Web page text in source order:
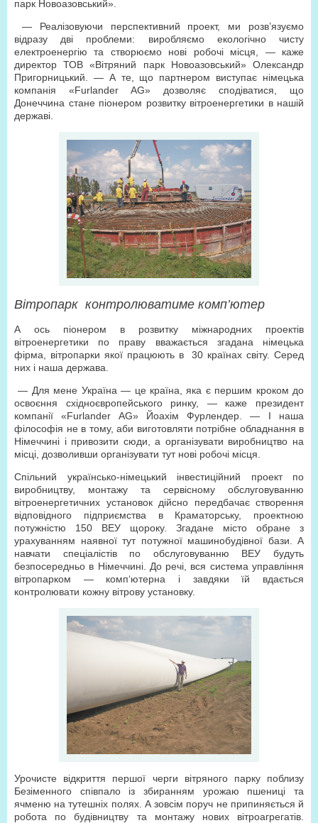
парк Новоазовський».
— Реалізовуючи перспективний проект, ми розв’язуємо
відразу дві проблеми: виробляємо екологічно чисту
електроенергію та створюємо нові робочі місця, — каже
директор ТОВ «Вітряний парк Новоазовський» Олександр
Пригорницький. — А те, що партнером виступає німецька
компанія «Furlander AG» дозволяє сподіватися, що
Донеччина стане піонером розвитку вітроенергетики в нашій
державі.
Вітропарк контролюватиме комп’ютер
А ось піонером в розвитку міжнародних проектів
вітроенергетики по праву вважається згадана німецька
фірма, вітропарки якої працюють в
30 країнах світу. Серед
них і наша держава.
— Для мене Україна — це країна, яка є першим кроком до
освоєння східноєвропейського ринку, — каже президент
компанії «Furlander AG» Йоахім Фурлендер. — І наша
філософія не в тому, аби виготовляти потрібне обладнання в
Німеччині і привозити сюди, а організувати виробництво на
місці, дозволивши організувати тут нові робочі місця.
Спільний українсько-німецький інвестиційний проект по
виробництву, монтажу та сервісному обслуговуванню
вітроенергетичних установок дійсно передбачає створення
відповідного підприємства в Краматорську, проектною
потужністю 150 ВЕУ щороку. Згадане місто обране з
урахуванням наявної тут потужної машинобудівної бази. А
навчати спеціалістів по обслуговуванню ВЕУ будуть
безпосередньо в Німеччині. До речі, вся система управління
вітропарком — комп‘ютерна і завдяки їй вдається
контролювати кожну вітрову установку.
Урочисте відкриття першої черги вітряного парку поблизу
Безіменного співпало із збиранням урожаю пшениці та
ячменю на тутешніх полях. А зовсім поруч не припиняється й
робота по будівництву та монтажу нових вітроагрегатів.